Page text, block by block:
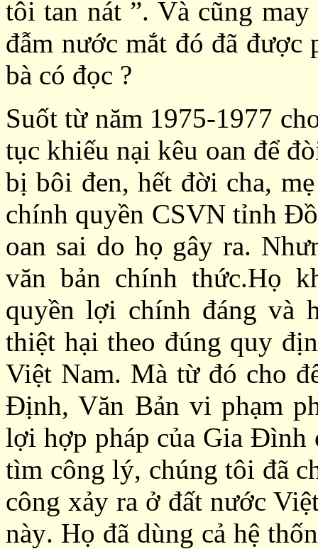
tôi tan nát ”. Và cũng
đẫm nước mắt đó đã được
bà có đọc ?
Suốt từ năm 1975-1977
tục khiếu nại kêu oan để
bị bôi đen, hết đời cha, mẹ
chính quyền CSVN tỉnh
oan sai do họ gây ra.
văn bản chính thức.Họ k
quyền lợi chính đáng và
thiệt hại theo đúng quy
Việt Nam. Mà từ đó cho
Định, Văn Bản vi phạm
lợi hợp pháp của Gia Đình
tìm công lý, chúng tôi đã
công xảy ra ở đất nước
này. Họ đã dùng cả hệ